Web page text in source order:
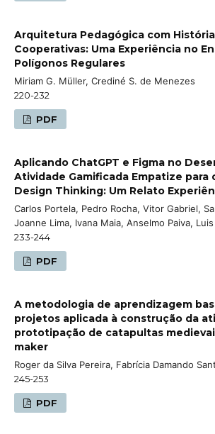
Arquitetura Pedagógica com
Cooperativas: Uma Experiência no
Polígonos Regulares
Miriam G. Müller, Crediné S. de Menezes
220-232
PDF
Aplicando ChatGPT e Figma no
Atividade Gamificada Empatize para
Design Thinking: Um Relato
Carlos Portela, Pedro Rocha, Vitor Gabriel,
Joanne Lima, Ivana Maia, Anselmo Paiva,
233-244
PDF
A metodologia de aprendizagem
projetos aplicada à construção da
prototipação de catapultas
maker
Roger da Silva Pereira, Fabrícia Damando
245-253
PDF